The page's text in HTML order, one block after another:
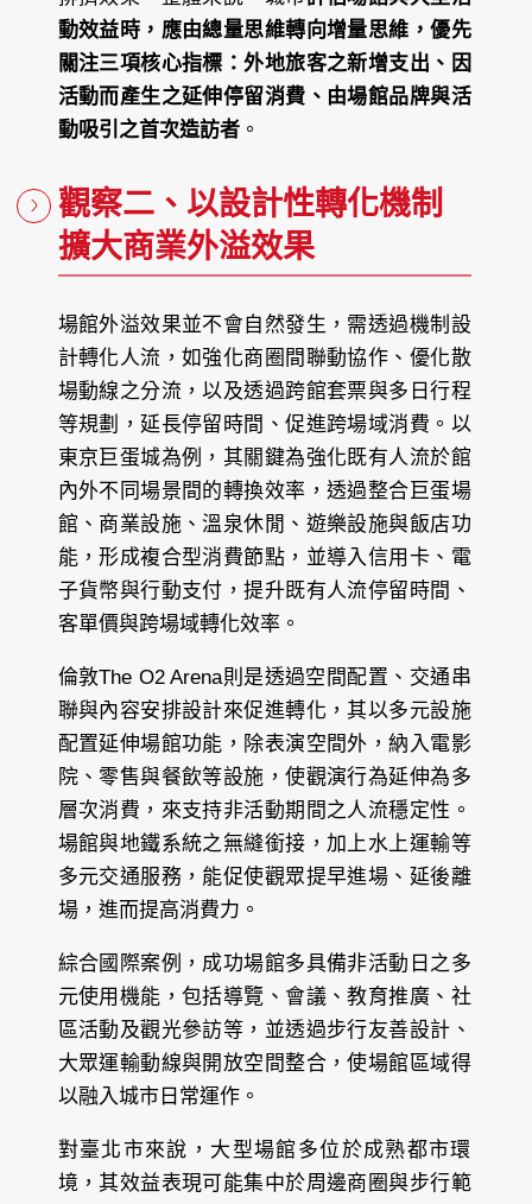
動效益時，應由總量思維轉向增量思維，優先
關注三項核心指標：外地旅客之新增支出、因
活動而產生之延伸停留消費、由場館品牌與活
動吸引之首次造訪者。
觀察二、以設計性轉化機制
擴大商業外溢效果
場館外溢效果並不會自然發生，需透過機制設
計轉化人流，如強化商圈間聯動協作、優化散
場動線之分流，以及透過跨館套票與多日行程
等規劃，延長停留時間、促進跨場域消費。以
東京巨蛋城為例，其關鍵為強化既有人流於館
內外不同場景間的轉換效率，透過整合巨蛋場
館、商業設施、溫泉休閒、遊樂設施與飯店功
能，形成複合型消費節點，並導入信用卡、電
子貨幣與行動支付，提升既有人流停留時間、
客單價與跨場域轉化效率。
倫敦The O2 Arena則是透過空間配置、交通串
聯與內容安排設計來促進轉化，其以多元設施
配置延伸場館功能，除表演空間外，納入電影
院、零售與餐飲等設施，使觀演行為延伸為多
層次消費，來支持非活動期間之人流穩定性。
場館與地鐵系統之無縫銜接，加上水上運輸等
多元交通服務，能促使觀眾提早進場、延後離
場，進而提高消費力。
綜合國際案例，成功場館多具備非活動日之多
元使用機能，包括導覽、會議、教育推廣、社
區活動及觀光參訪等，並透過步行友善設計、
大眾運輸動線與開放空間整合，使場館區域得
以融入城市日常運作。
對臺北市來說，大型場館多位於成熟都市環
境，其效益表現可能集中於周邊商圈與步行範